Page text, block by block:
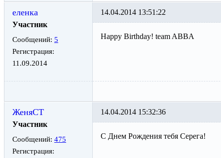
еленка
Участник
Сообщений: 5
Регистрация:
11.09.2014
14.04.2014 13:51:22
Happy Birthday! team ABBA
ЖеняСТ
Участник
Сообщений: 475
Регистрация:
14.04.2014 15:32:36
С Днем Рождения тебя Серега!